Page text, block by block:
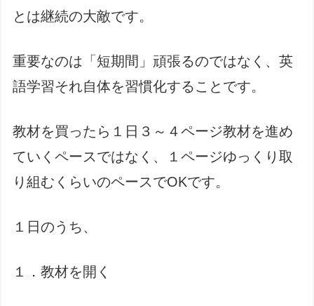
とは継続の大敵です。
重要なのは「短期間」頑張るのではなく、英
語学習それ自体を習慣化することです。
教材を買ったら１日３～４ページ教材を進め
ていくペースではなく、１ページゆっくり取
り組むくらいのペースでOKです。
１日のうち、
１．教材を開く